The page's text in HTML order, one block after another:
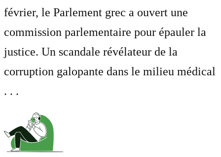
février, le Parlement grec a ouvert une
commission parlementaire pour épauler la
justice. Un scandale révélateur de la
corruption galopante dans le milieu médical
. . .